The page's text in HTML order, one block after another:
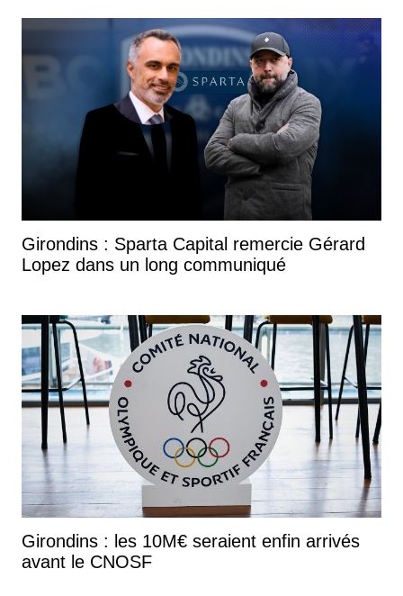
Girondins : Sparta Capital remercie Gérard
Lopez dans un long communiqué
Girondins : les 10M€ seraient enfin arrivés
avant le CNOSF